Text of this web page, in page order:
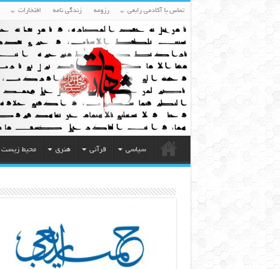
تماس با آکادمی رابعی رزومه زندگی نامه افتخارات
سیاسی قرآنی هنری محیط زیست